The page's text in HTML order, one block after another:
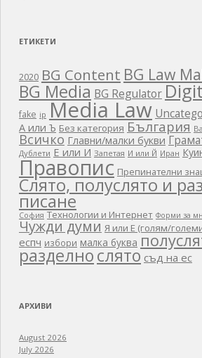
ЕТИКЕТИ
2020 BG Content BG Law
BG Media BG Regulator
fake ip Media Law
А или Ъ Без категория България
Всичко Главни/малки букви
Дублети Е или И Запетая И или Й Иран
Правопис Препинателни
Слято, полуслято и
писане
София Технологии и Интернет Форми за
Чужди думи Я или Е (голям/
еспч избори малка буква
разделнослято съд на ес
АРХИВИ
August 2026
July 2026